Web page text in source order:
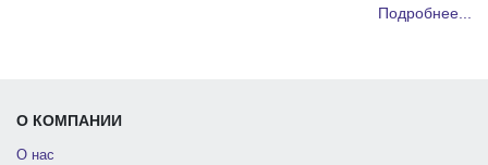
Подробнее...
О КОМПАНИИ
О нас